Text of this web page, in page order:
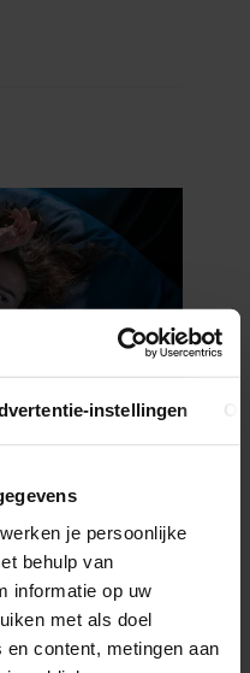
instellingen
je persoonlijke
behulp van
informatie op uw
met als doel
content, metingen aan